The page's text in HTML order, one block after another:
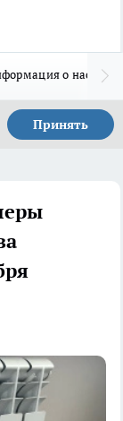
о нас
Принять